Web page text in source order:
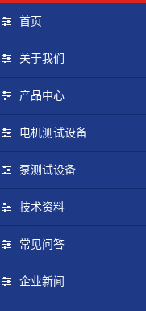
首页
关于我们
产品中心
电机测试设备
泵测试设备
技术资料
常见问答
企业新闻